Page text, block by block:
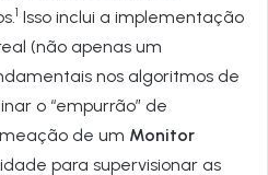
1 Isso inclui a implementação
(não apenas um
nos algoritmos de
o “empurrão” de
de um Monitor
para supervisionar as